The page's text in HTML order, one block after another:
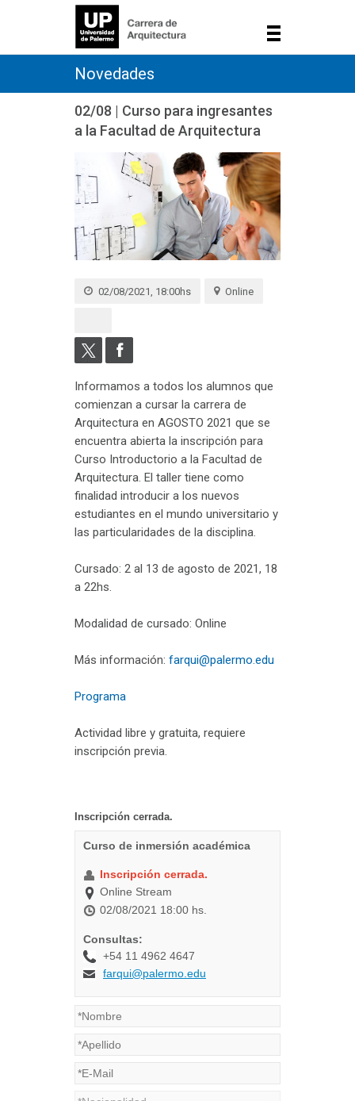
Novedades
02/08 | Curso para ingresantes
a la Facultad de Arquitectura
02/08/2021, 18:00hs Online
Informamos a todos los alumnos que
comienzan a cursar la carrera de
Arquitectura en AGOSTO 2021 que se
encuentra abierta la inscripción para
Curso Introductorio a la Facultad de
Arquitectura. El taller tiene como
finalidad introducir a los nuevos
estudiantes en el mundo universitario y
las particularidades de la disciplina.
Cursado: 2 al 13 de agosto de 2021, 18
a 22hs.
Modalidad de cursado: Online
Más información: farqui@palermo.edu
Programa
Actividad libre y gratuita, requiere
inscripción previa.